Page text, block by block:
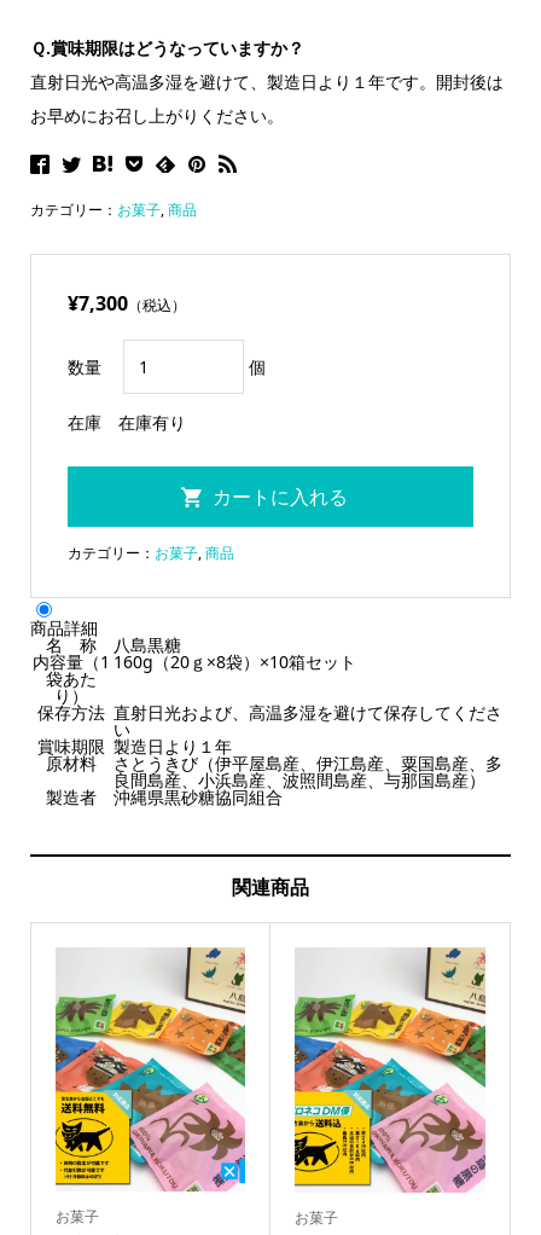
Ｑ.賞味期限はどうなっていますか？
直射日光や高温多湿を避けて、製造日より１年です。開封後は
お早めにお召し上がりください。
カテゴリー： お菓子,商品
¥7,300（税込）
数量 個
在庫 在庫有り
カテゴリー： お菓子,商品
商品詳細
名 称 八島黒糖
内容量（1
袋あた
り）
160g（20ｇ×8袋）×10箱セット
保存方法 直射日光および、高温多湿を避けて保存してくださ
い
賞味期限 製造日より１年
原材料 さとうきび（伊平屋島産、伊江島産、粟国島産、多
良間島産、小浜島産、波照間島産、与那国島産）
製造者 沖縄県黒砂糖協同組合
関連商品
お菓子 お菓子